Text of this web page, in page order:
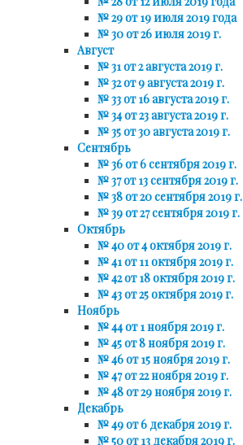
№ 29 от 19 июля 2019 года
№ 30 от 26 июля 2019 г.
Август
№ 31 от 2 августа 2019 г.
№ 32 от 9 августа 2019 г.
№ 33 от 16 августа 2019 г.
№ 34 от 23 августа 2019 г.
№ 35 от 30 августа 2019 г.
Сентябрь
№ 36 от 6 сентября 2019 г.
№ 37 от 13 сентября 2019 г.
№ 38 от 20 сентября 2019 г.
№ 39 от 27 сентября 2019 г.
Октябрь
№ 40 от 4 октября 2019 г.
№ 41 от 11 октября 2019 г.
№ 42 от 18 октября 2019 г.
№ 43 от 25 октября 2019 г.
Ноябрь
№ 44 от 1 ноября 2019 г.
№ 45 от 8 ноября 2019 г.
№ 46 от 15 ноября 2019 г.
№ 47 от 22 ноября 2019 г.
№ 48 от 29 ноября 2019 г.
Декабрь
№ 49 от 6 декабря 2019 г.
№ 50 от 13 декабря 2019 г.